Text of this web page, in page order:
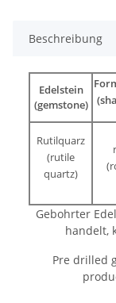
Beschreibung
Edelstein
(gemstone)
Rutilquarz
(rutile
quartz)
Gebohrter
handelt,
Pre drilled